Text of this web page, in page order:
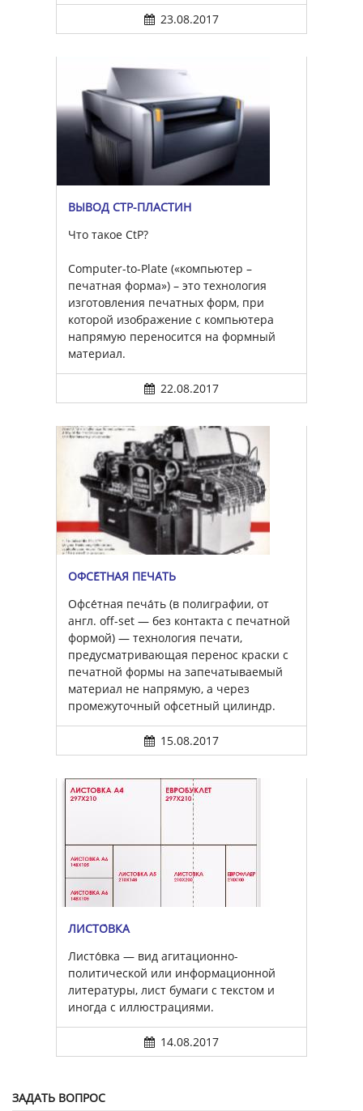
23.08.2017
ВЫВОД CTP-ПЛАСТИН
Что такое CtP?
Computer-to-Plate («компьютер –
печатная форма») – это технология
изготовления печатных форм, при
которой изображение с компьютера
напрямую переносится на формный
материал.
22.08.2017
ОФСЕ́ТНАЯ ПЕЧА́ТЬ
Офсе́тная печа́ть (в полиграфии, от
англ. off-set — без контакта с печатной
формой) — технология печати,
предусматривающая перенос краски с
печатной формы на запечатываемый
материал не напрямую, а через
промежуточный офсетный цилиндр.
15.08.2017
ЛИСТО́ВКА
Листо́вка — вид агитационно-
политической или информационной
литературы, лист бумаги с текстом и
иногда с иллюстрациями.
14.08.2017
ЗАДАТЬ ВОПРОС